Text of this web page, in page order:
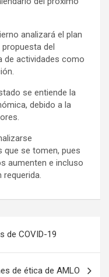
analizará el plan
propuesta del
de actividades como
se entiende la
debido a la
que se tomen, pues
aumenten e incluso
de COVID-19
de ética de AMLO